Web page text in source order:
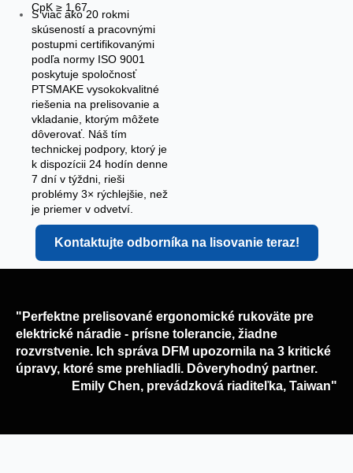
CpK ≥ 1,67
S viac ako 20 rokmi
skúseností a pracovnými
postupmi certifikovanými
podľa normy ISO 9001
poskytuje spoločnosť
PTSMAKE vysokokvalitné
riešenia na prelisovanie a
vkladanie, ktorým môžete
dôverovať. Náš tím
technickej podpory, ktorý je
k dispozícii 24 hodín denne
7 dní v týždni, rieši
problémy 3× rýchlejšie, než
je priemer v odvetví.
Kontaktujte odborníka na lisovanie teraz!
"Perfektne prelisované ergonomické rukoväte pre
elektrické náradie - prísne tolerancie, žiadne
rozvrstvenie. Ich správa DFM upozornila na 3 kritické
úpravy, ktoré sme prehliadli. Dôveryhodný partner.
Emily Chen, prevádzková riaditeľka, Taiwan"